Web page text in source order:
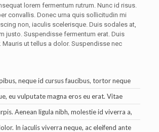
lorem fermentum rutrum. Nunc id risus.
convallis. Donec urna quis sollicitudin mi
non, iaculis scelerisque. Duis sodales at,
justo. Suspendisse fermentum erat. Duis
ut tellus a dolor. Suspendisse nec
neque id cursus faucibus, tortor neque
eu vulputate magna eros eu erat. Vitae
Aenean ligula nibh, molestie id viverra a,
In iaculis viverra neque, ac eleifend ante